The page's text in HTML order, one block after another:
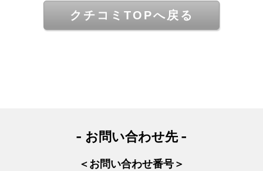
クチコミTOPへ戻る
- お問い合わせ先 -
＜お問い合わせ番号＞